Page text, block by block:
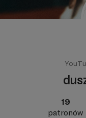
19
patronów